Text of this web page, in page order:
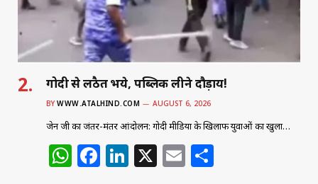
k
गोदी से लठैत भये, पब्लिक लीने दौड़ाय!
BY WWW.ATALHIND.COM AUGUST 6, 2026
जेन जी का जंतर-मंतर आंदोलन: गोदी मीडिया के खिलाफ युवाओं का खुला…
W F Li X E